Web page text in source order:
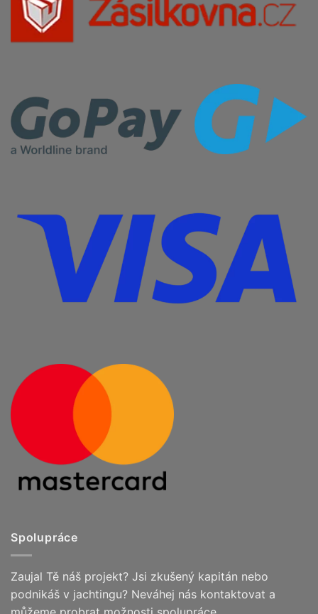
Spolupráce
Zaujal Tě náš projekt? Jsi zkušený kapitán nebo
podnikáš v jachtingu? Neváhej nás kontaktovat a